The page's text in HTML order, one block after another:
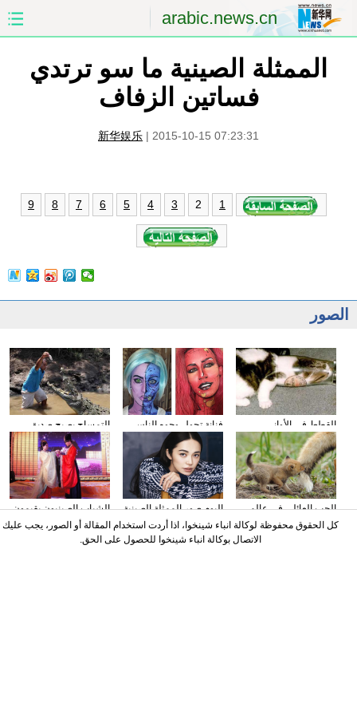
arabic.news.cn
الصين الصفحة الأولى
الشرق الأوسط العالم
الاقتصاد
مؤتمر صحفى للخارجية
الممثلة الصينية ما سو ترتدي
فساتين الزفاف
新华娱乐 | 2015-10-15 07:23:31
1
2
3
4
5
6
7
8
9
الصور
التمساح يصبح صديق
الناس في كوستا ريكا
فنانة تحول وجوه الناس
إلى الشخصيات الكرتونية
باستخدام الماكياج
القطط في الأواني
الزجاجية
الشباب الصينيون يقيمون
حفل الزفاف وفقا لطريقة
"أسرة هان"
البوم صور الممثلة الصينية
ياو تشن على مجلة
الحب العائلي في عالم
الحيوان
كل الحقوق محفوظة لوكالة انباء شينخوا، اذا أردت استخدام المقالة أو الصور، يجب عليك
الاتصال بوكالة انباء شينخوا للحصول على الحق.